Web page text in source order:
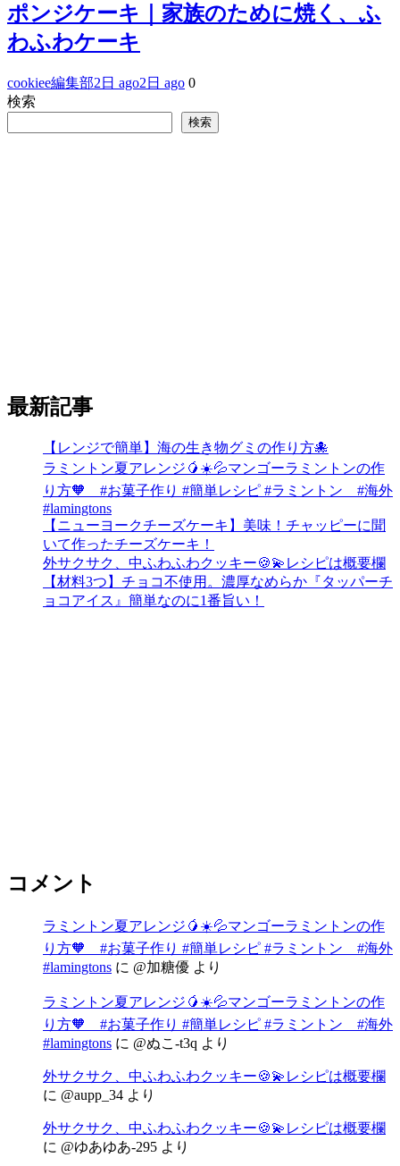
ポンジケーキ｜家族のために焼く、ふ
わふわケーキ
cookiee編集部2日 ago2日 ago 0
検索
検索
最新記事
【レンジで簡単】海の生き物グミの作り方🐙
ラミントン夏アレンジ🥭☀️💦マンゴーラミントンの作
り方🧡 #お菓子作り #簡単レシピ #ラミントン #海外
#lamingtons
【ニューヨークチーズケーキ】美味！チャッピーに聞
いて作ったチーズケーキ！
外サクサク、中ふわふわクッキー🍪💫レシピは概要欄
【材料3つ】チョコ不使用。濃厚なめらか『タッパーチ
ョコアイス』簡単なのに1番旨い！
コメント
ラミントン夏アレンジ🥭☀️💦マンゴーラミントンの作
り方🧡 #お菓子作り #簡単レシピ #ラミントン #海外
#lamingtons に @加糖優 より
ラミントン夏アレンジ🥭☀️💦マンゴーラミントンの作
り方🧡 #お菓子作り #簡単レシピ #ラミントン #海外
#lamingtons に @ぬこ-t3q より
外サクサク、中ふわふわクッキー🍪💫レシピは概要欄
に @aupp_34 より
外サクサク、中ふわふわクッキー🍪💫レシピは概要欄
に @ゆあゆあ-295 より